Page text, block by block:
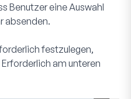
Benutzer eine Auswahl
absenden.
festzulegen,
Erforderlich am unteren